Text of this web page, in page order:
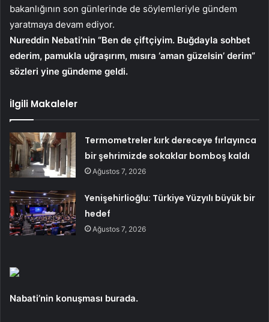
bakanlığının son günlerinde de söylemleriyle gündem
yaratmaya devam ediyor.
Nureddin Nebati’nin “Ben de çiftçiyim. Buğdayla sohbet
ederim, pamukla uğraşırım, mısıra ‘aman güzelsin’ derim”
sözleri yine gündeme geldi.
İlgili Makaleler
Termometreler kırk dereceye fırlayınca
bir şehrimizde sokaklar bomboş kaldı
Ağustos 7, 2026
Yenişehirlioğlu: Türkiye Yüzyılı büyük bir
hedef
Ağustos 7, 2026
Nabati’nin konuşması burada.